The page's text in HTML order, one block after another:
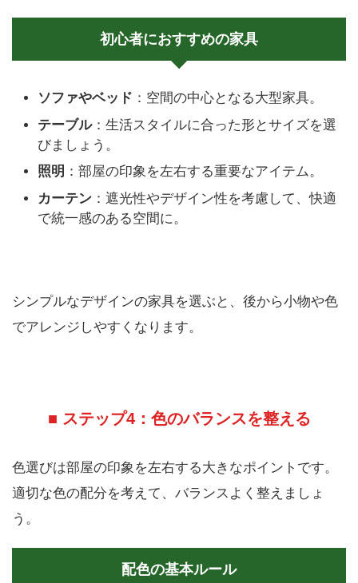
初心者におすすめの家具
ソファやベッド ：空間の中心となる大型家具。
テーブル：生活スタイルに合った形とサイズを選
びましょう。
照明 ：部屋の印象を左右する重要なアイテム。
カーテン ：遮光性やデザイン性を考慮して、快適
で統一感のある空間に。
シンプルなデザインの家具を選ぶと、後から小物や色
でアレンジしやすくなります。
■ ステップ4：色のバランスを整える
色選びは部屋の印象を左右する大きなポイントです。
適切な色の配分を考えて、バランスよく整えましょ
う。
配色の基本ルール